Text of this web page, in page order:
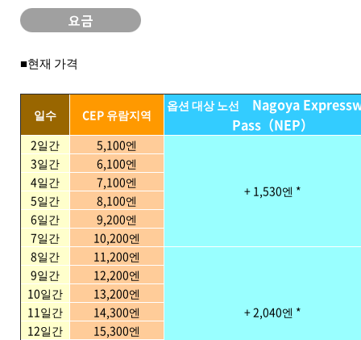
■현재 가격
일수 CEP 유람지역
옵션 대상 노선
Nagoya
Pass（NEP）
2일간 5,100엔
+ 1,530엔 *
3일간
6,100엔
4일간
7,100엔
5일간
8,100엔
6일간
9,200엔
7일간
10,200엔
8일간
11,200엔
+ 2,040엔 *
9일간
12,200엔
10일간
13,200엔
11일간
14,300엔
12일간
15,300엔